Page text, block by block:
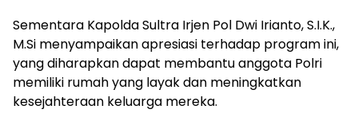
Sementara Kapolda Sultra Irjen Pol Dwi Irianto, S.I.K.,
M.Si menyampaikan apresiasi terhadap program ini,
yang diharapkan dapat membantu anggota Polri
memiliki rumah yang layak dan meningkatkan
kesejahteraan keluarga mereka.